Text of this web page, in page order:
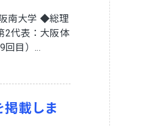
南大学 ◆総理
2代表：大阪体
回目）...
載しま